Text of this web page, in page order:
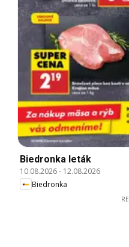
Biedronka leták
10.08.2026- 12.08.2026
Biedronka